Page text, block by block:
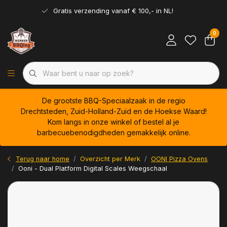
Gratis verzending vanaf € 100,- in NL!
0
De grootste BBQ-Speciaalzaak in de regio
Drechtsteden, Zuid-Holland-Zuid en de Hoekse Waard!
Kom langs in onze winkel of bestel al je
barbecuebenodigdheden gemakkelijk online.
Terug naar home Overzicht per Merk
OONI Pizza Ovens
Ooni - Dual Platform Digital Scales Weegschaal